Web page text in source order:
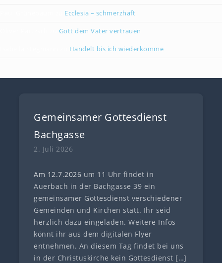
Ecclesia – schmerzhaft
Gott dem Vater vertrauen
Handelt bis ich wiederkomme
Gemeinsamer Gottesdienst
Bachgasse
2. Juli 2026
Am 12.7.2026 um 11 Uhr findet in
Auerbach in der Bachgasse 39 ein
gemeinsamer Gottesdienst verschiedener
Gemeinden und Kirchen statt. Ihr seid
herzlich dazu eingeladen. Weitere Infos
könnt ihr aus dem digitalen Flyer
entnehmen. An diesem Tag findet bei uns
in der Christuskirche kein Gottesdienst […]